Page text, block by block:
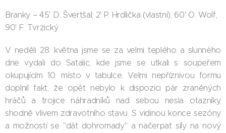
Branky – 45' D. Švertšal; 2' P. Hrdlička (vlastní), 60' O. Wolf,
90' F. Tvrzický
V neděli 28. května jsme se za velmi teplého a slunného
dne vydali do Satalic, kde jsme se utkali s soupeřem
okupujícím 10. místo v tabulce. Velmi nepříznivou formu
doplnil fakt, že opět nebylo k dispozici pár zraněných
hráčů a trojice náhradníků nad sebou nesla otazníky,
shodně vlivem zdravotního stavu. S vidinou konce sezóny
a možností se "dát dohromady" a načerpat síly na nový